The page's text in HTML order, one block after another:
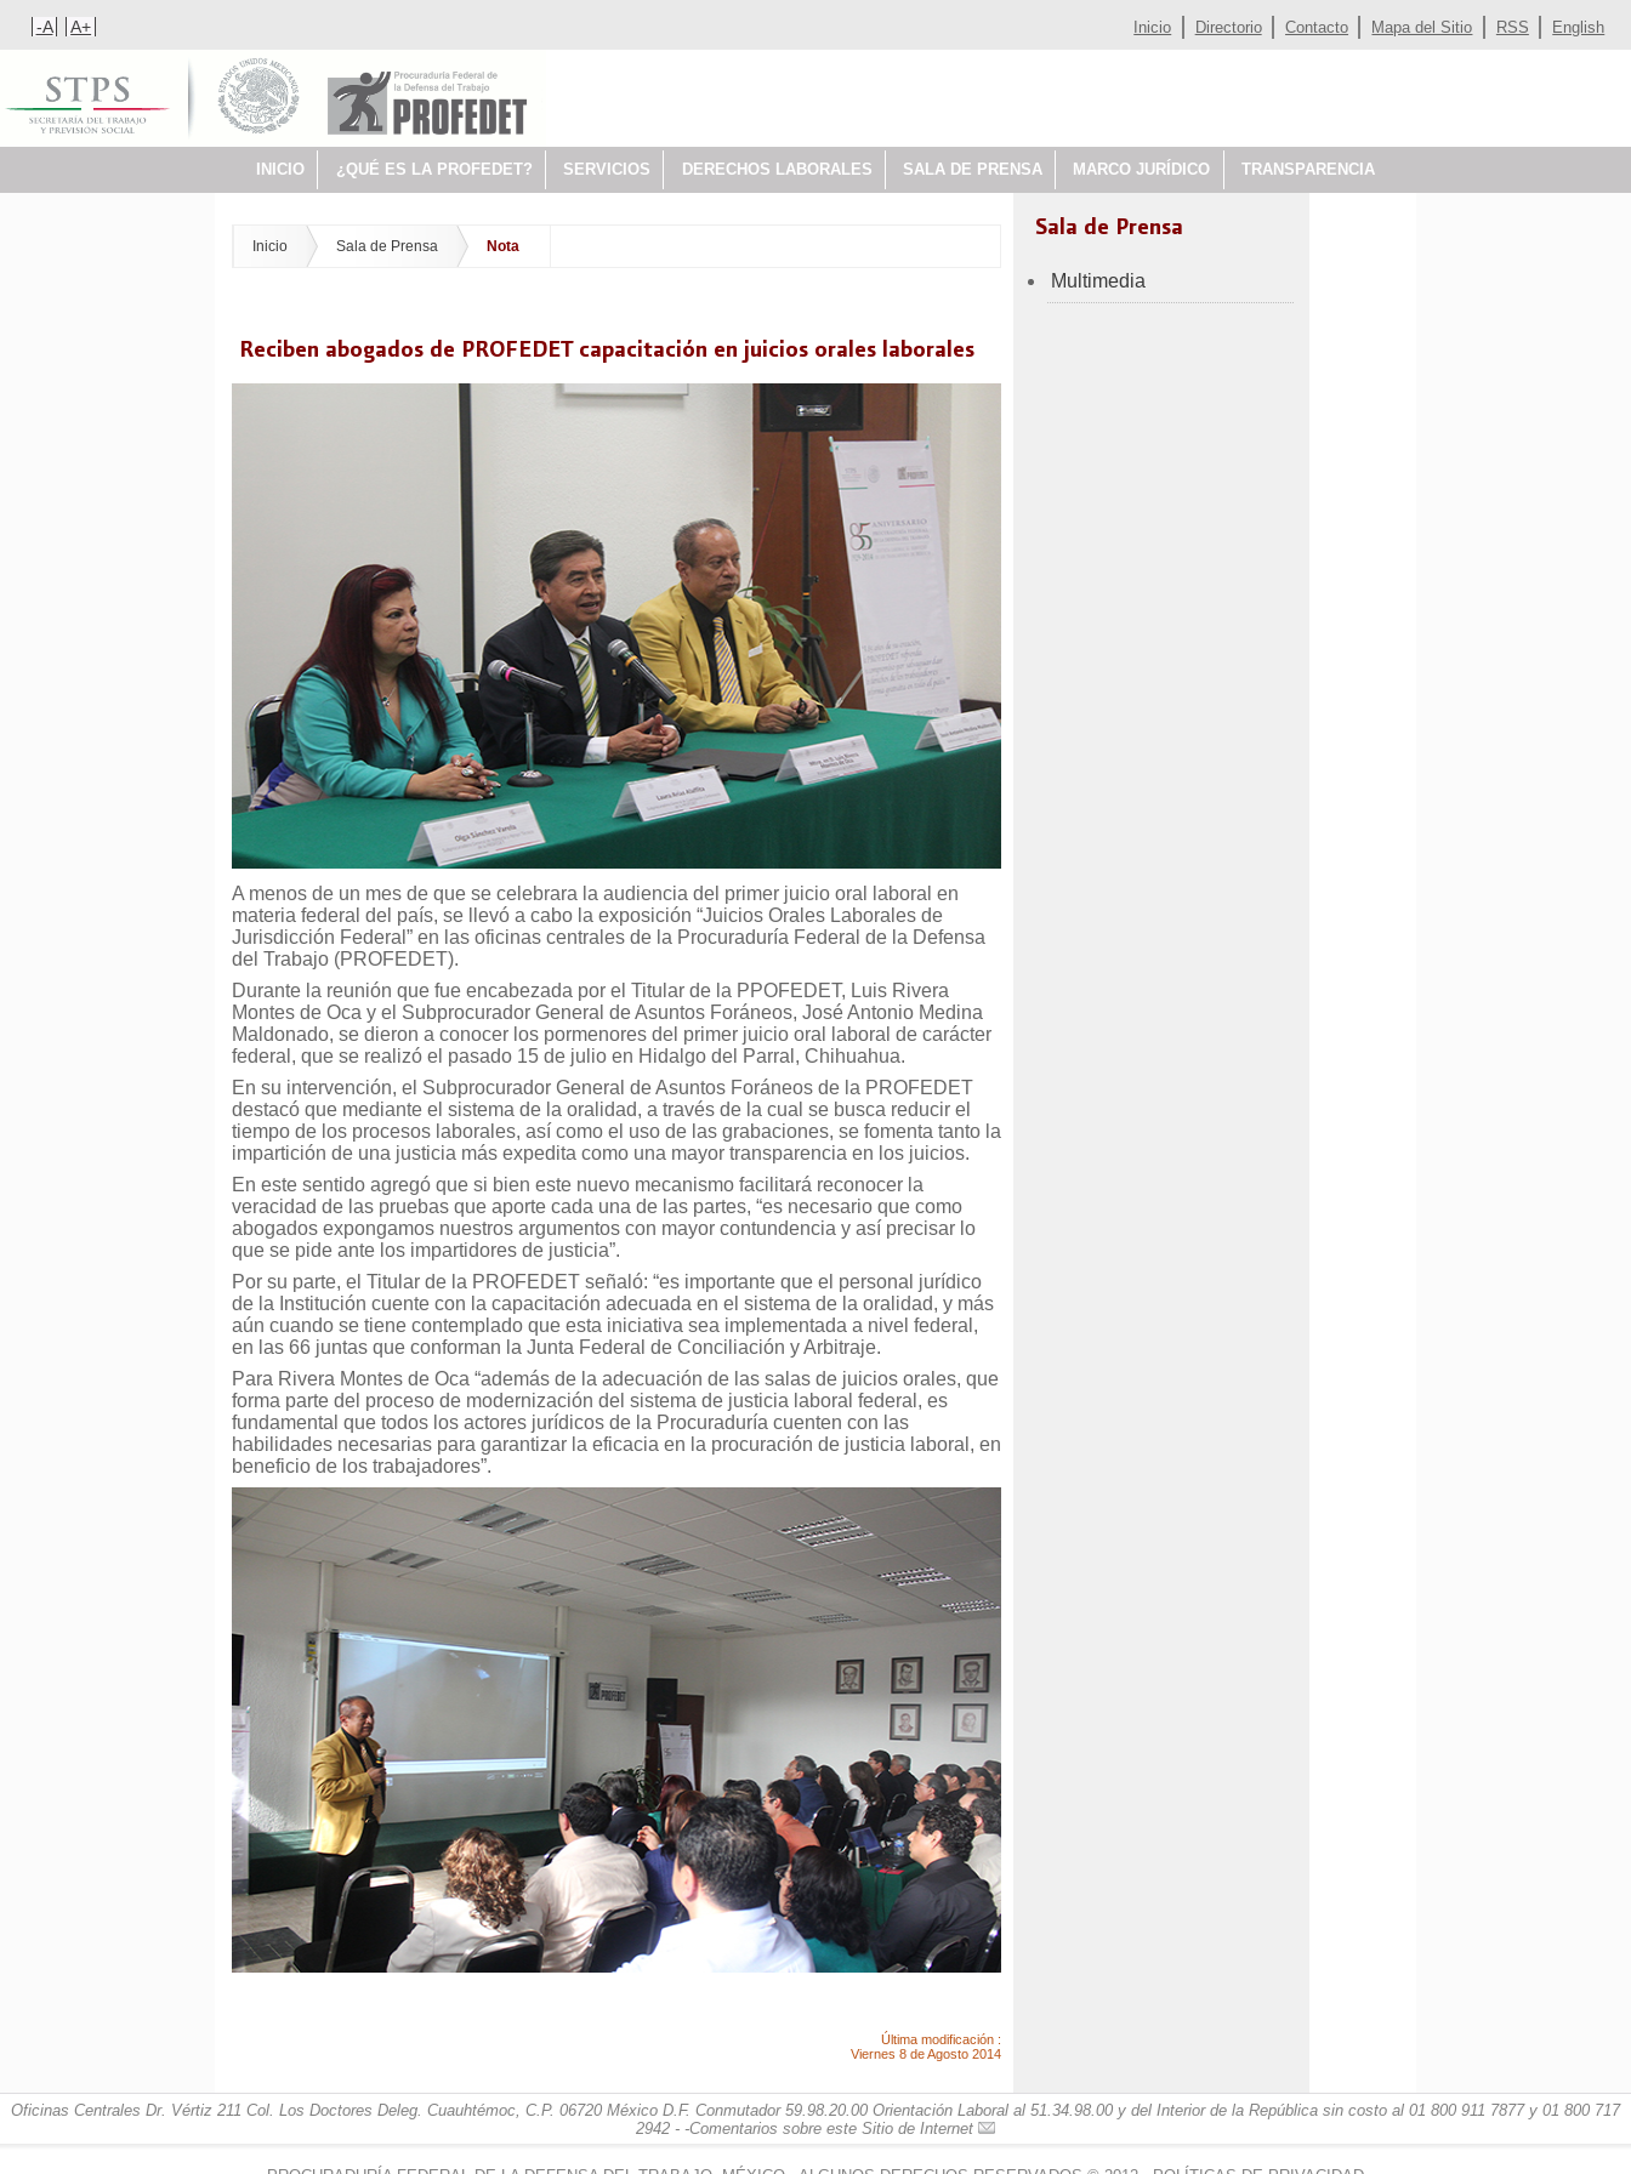
-A A+ Inicio Directorio Contacto Mapa del Sitio RSS English
INICIO ¿QUÉ ES LA PROFEDET? SERVICIOS DERECHOS LABORALES SALA DE PRENSA MARCO JURÍDICO TRANSPARENCIA
Inicio Sala de Prensa Nota
Reciben abogados de PROFEDET capacitación en juicios orales laborales
A menos de un mes de que se celebrara la audiencia del primer juicio oral laboral en
materia federal del país, se llevó a cabo la exposición “Juicios Orales Laborales de
Jurisdicción Federal” en las oficinas centrales de la Procuraduría Federal de la Defensa
del Trabajo (PROFEDET).
Durante la reunión que fue encabezada por el Titular de la PPOFEDET, Luis Rivera
Montes de Oca y el Subprocurador General de Asuntos Foráneos, José Antonio Medina
Maldonado, se dieron a conocer los pormenores del primer juicio oral laboral de carácter
federal, que se realizó el pasado 15 de julio en Hidalgo del Parral, Chihuahua.
En su intervención, el Subprocurador General de Asuntos Foráneos de la PROFEDET
destacó que mediante el sistema de la oralidad, a través de la cual se busca reducir el
tiempo de los procesos laborales, así como el uso de las grabaciones, se fomenta tanto la
impartición de una justicia más expedita como una mayor transparencia en los juicios.
En este sentido agregó que si bien este nuevo mecanismo facilitará reconocer la
veracidad de las pruebas que aporte cada una de las partes, “es necesario que como
abogados expongamos nuestros argumentos con mayor contundencia y así precisar lo
que se pide ante los impartidores de justicia”.
Por su parte, el Titular de la PROFEDET señaló: “es importante que el personal jurídico
de la Institución cuente con la capacitación adecuada en el sistema de la oralidad, y más
aún cuando se tiene contemplado que esta iniciativa sea implementada a nivel federal,
en las 66 juntas que conforman la Junta Federal de Conciliación y Arbitraje.
Para Rivera Montes de Oca “además de la adecuación de las salas de juicios orales, que
forma parte del proceso de modernización del sistema de justicia laboral federal, es
fundamental que todos los actores jurídicos de la Procuraduría cuenten con las
habilidades necesarias para garantizar la eficacia en la procuración de justicia laboral, en
beneficio de los trabajadores”.
Última modificación :
Viernes 8 de Agosto 2014
Sala de Prensa
Multimedia
Oficinas Centrales Dr. Vértiz 211 Col. Los Doctores Deleg. Cuauhtémoc, C.P. 06720 México D.F. Conmutador 59.98.20.00 Orientación Laboral al 51.34.98.00 y del Interior de la República sin costo al 01 800 911 7877 y 01 800 717
2942 - -Comentarios sobre este Sitio de Internet